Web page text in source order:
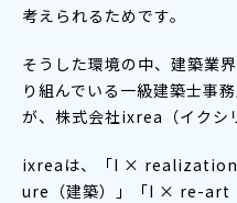
考えられるためです。
そうした環境の中、建築業
り組んでいる一級建築士事
が、株式会社ixrea（イクシ
ixreaは、「I ×
ure（建築）」「I × re-art